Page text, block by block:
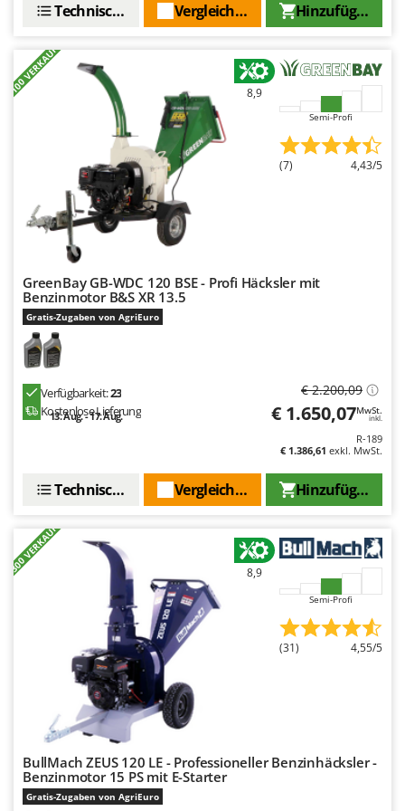
Makita
Marcato
Marina Systems
Mastercook
McCulloch
MCH
Michelin
Mille
Minox
Mockmill
More than chef
MOSA
MOVA
Mowox
New O.M.R.A.
Nilfisk
NuovaFac
Officine Savioli
Oliviero
Olix
OMA
Hinzufügen
Vergleichen Sie
Technische Daten
+100 VERKAUFT 8,9
Semi-Profi
(7) 4,43/5
GreenBay GB-WDC 120 BSE - Profi Häcksler mit
Benzinmotor B&S XR 13.5
Gratis-Zugaben von AgriEuro
Verfügbarkeit:23
Kostenlose Lieferung
13. Aug. - 17. Aug.
€ 2.200,09
€ 1.650,07MwSt.
inkl.
R-189
€ 1.386,61 exkl. MwSt.
Hinzufügen
Vergleichen Sie
Technische Daten
+300 VERKAUFT 8,9
Semi-Profi
(31) 4,55/5
BullMach ZEUS 120 LE - Professioneller Benzinhäcksler -
Benzinmotor 15 PS mit E-Starter
Gratis-Zugaben von AgriEuro